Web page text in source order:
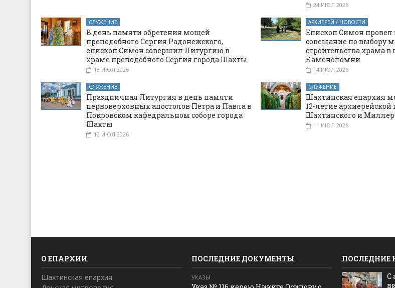
24 ИЮЛ 2026
СЛУЖЕНИЕ
В день памяти обретения мощей
преподобного Сергия Радонежского,
епископ Симон совершил Литургию в
храме преподобного Сергия города Шахты
18 ИЮЛ 2026
АРХИЕРЕЙ / НОВОСТИ
Епископ Симон провел
совещание по выбору
строительства храма в
Каменоломни
14 ИЮЛ 2026
СЛУЖЕНИЕ
Праздничная Литургия в день памяти
первоверховных апостолов Петра и Павла в
Покровском кафедральном соборе города
Шахты
12 ИЮЛ 2026
СЛУЖЕНИЕ
Шахтинская епархия
12-летие
Шахтинского и
11 ИЮЛ 2026
О ЕПАРХИИ
Шахтинская епархия
ПОСЛЕДНИЕ ДОКУМЕНТЫ
УКАЗЫ
ПОСЛЕДНИЕ
С